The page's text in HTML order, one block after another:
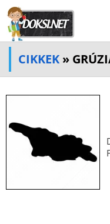
CIKKEK »